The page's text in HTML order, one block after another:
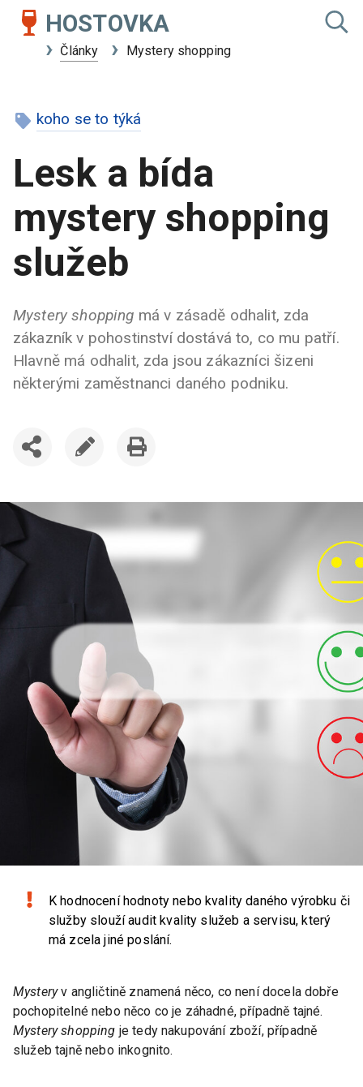
HOSTOVKA
Články Mystery shopping
koho se to týká
Lesk a bída
mystery shopping
služeb
Mystery shopping má v zásadě odhalit, zda
zákazník v pohostinství dostává to, co mu patří.
Hlavně má odhalit, zda jsou zákazníci šizeni
některými zaměstnanci daného podniku.
K hodnocení hodnoty nebo kvality daného výrobku či
služby slouží audit kvality služeb a servisu, který
má zcela jiné poslání.
Mysteryv angličtině znamená něco, co není docela dobře
pochopitelné nebo něco co je záhadné, případně tajné.
Mystery shopping je tedy nakupování zboží, případně
služeb tajně nebo inkognito.